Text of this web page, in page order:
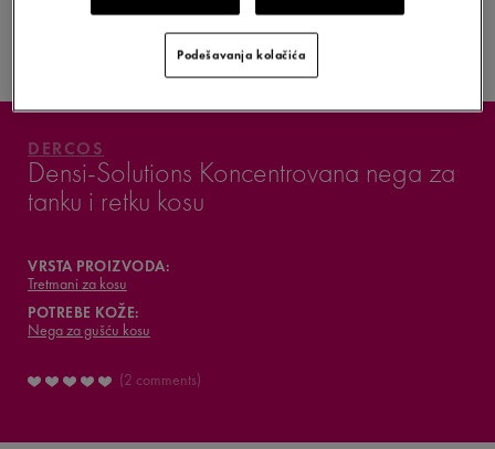
DERCOS
Densi-Solutions Koncentrovana nega za
tanku i retku kosu
VRSTA PROIZVODA:
Tretmani za kosu
POTREBE KOŽE:
Nega za gušću kosu
2 comments
KAKO JE FORMULISAN
VAŠA RUTINA
Podešavanja kolačića